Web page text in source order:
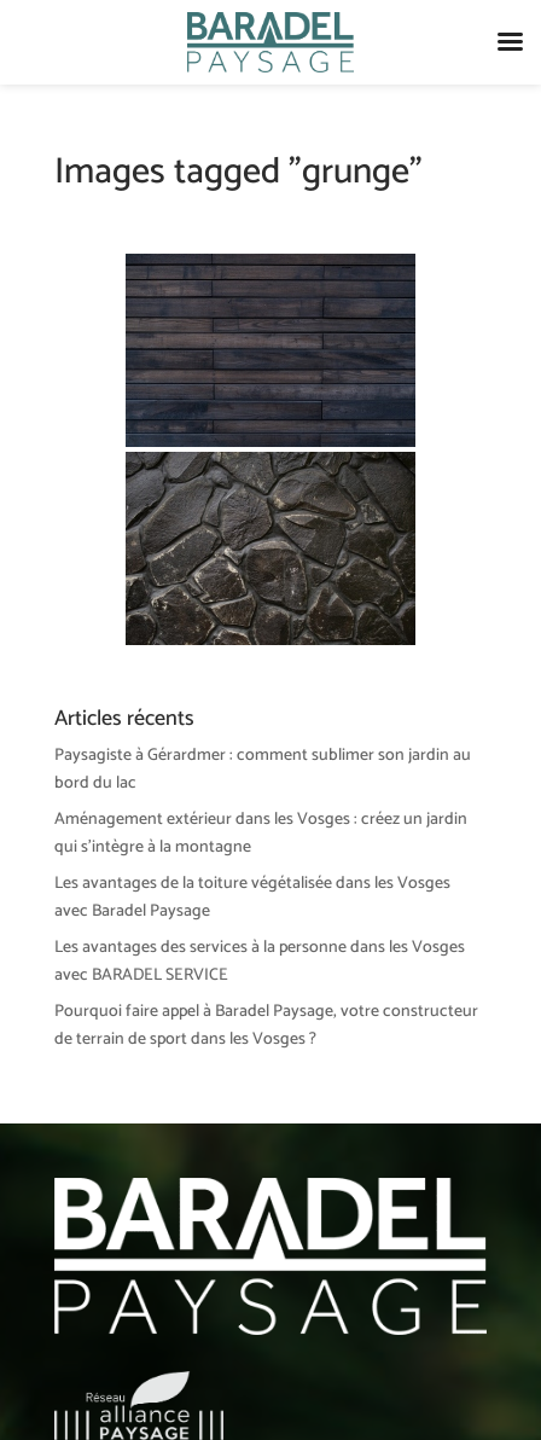
Images tagged "grunge"
Articles récents
Paysagiste à Gérardmer : comment sublimer son jardin au
bord du lac
Aménagement extérieur dans les Vosges : créez un jardin
qui s’intègre à la montagne
Les avantages de la toiture végétalisée dans les Vosges
avec Baradel Paysage
Les avantages des services à la personne dans les Vosges
avec BARADEL SERVICE
Pourquoi faire appel à Baradel Paysage, votre constructeur
de terrain de sport dans les Vosges ?